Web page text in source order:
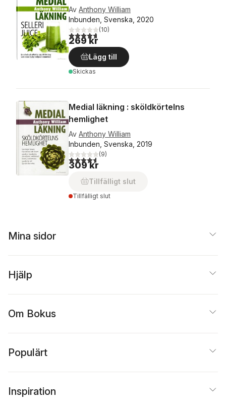
Av Anthony William
Inbunden, Svenska, 2020
4,7utav 5 stjärnor. Totalt antal röster:
(10)
269 kr
Lägg till
Skickas
Medial läkning : sköldkörtelns
hemlighet
Av Anthony William
Inbunden, Svenska, 2019
4,6utav 5 stjärnor. Totalt antal röster:
(9)
309 kr
Tillfälligt slut
Tillfälligt slut
Mina sidor
Hjälp
Om Bokus
Populärt
Inspiration